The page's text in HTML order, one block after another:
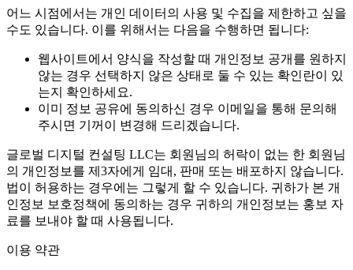
어느 시점에서는 개인 데이터의 사용 및 수집을 제한하고 싶을
수도 있습니다. 이를 위해서는 다음을 수행하면 됩니다:
웹사이트에서 양식을 작성할 때 개인정보 공개를 원하지
않는 경우 선택하지 않은 상태로 둘 수 있는 확인란이 있
는지 확인하세요.
이미 정보 공유에 동의하신 경우 이메일을 통해 문의해
주시면 기꺼이 변경해 드리겠습니다.
글로벌 디지털 컨설팅 LLC는 회원님의 허락이 없는 한 회원님
의 개인정보를 제3자에게 임대, 판매 또는 배포하지 않습니다.
법이 허용하는 경우에는 그렇게 할 수 있습니다. 귀하가 본 개
인정보 보호정책에 동의하는 경우 귀하의 개인정보는 홍보 자
료를 보내야 할 때 사용됩니다.
이용 약관